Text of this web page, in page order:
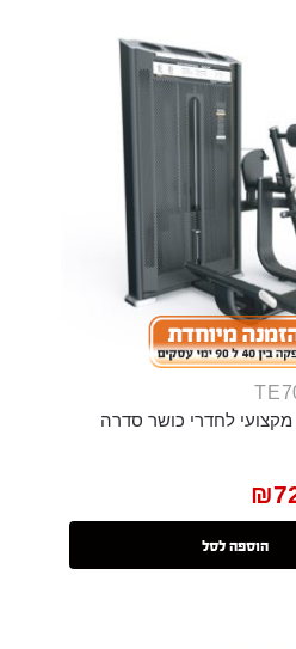
מקצועי לחדרי כושר סדרה
₪
הוספה לסל